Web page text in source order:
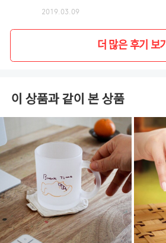
2019.03.09
더 많은 후기 보기
이 상품과 같이 본 상품